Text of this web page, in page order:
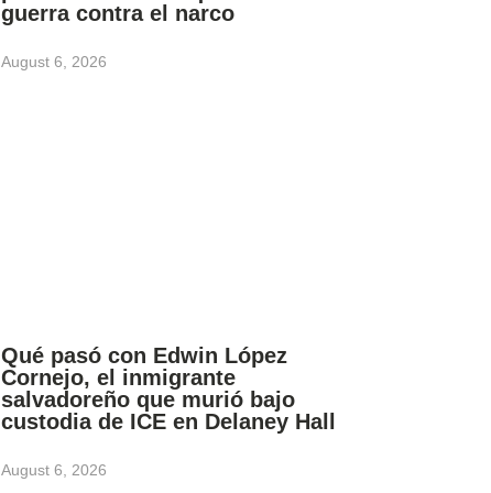
guerra contra el narco
August 6, 2026
Qué pasó con Edwin López
Cornejo, el inmigrante
salvadoreño que murió bajo
custodia de ICE en Delaney Hall
August 6, 2026